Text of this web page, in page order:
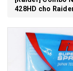
428HD cho